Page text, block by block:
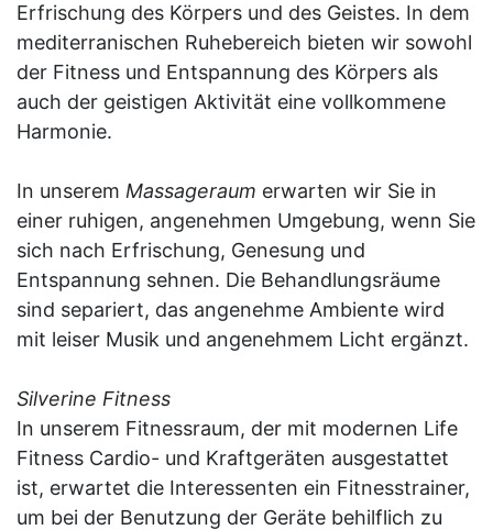
Erfrischung des Körpers und des Geistes. In dem
mediterranischen Ruhebereich bieten wir sowohl
der Fitness und Entspannung des Körpers als
auch der geistigen Aktivität eine vollkommene
Harmonie.
In unserem Massageraum erwarten wir Sie in
einer ruhigen, angenehmen Umgebung, wenn Sie
sich nach Erfrischung, Genesung und
Entspannung sehnen. Die Behandlungsräume
sind separiert, das angenehme Ambiente wird
mit leiser Musik und angenehmem Licht ergänzt.
Silverine Fitness
In unserem Fitnessraum, der mit modernen Life
Fitness Cardio- und Kraftgeräten ausgestattet
ist, erwartet die Interessenten ein Fitnesstrainer,
um bei der Benutzung der Geräte behilflich zu